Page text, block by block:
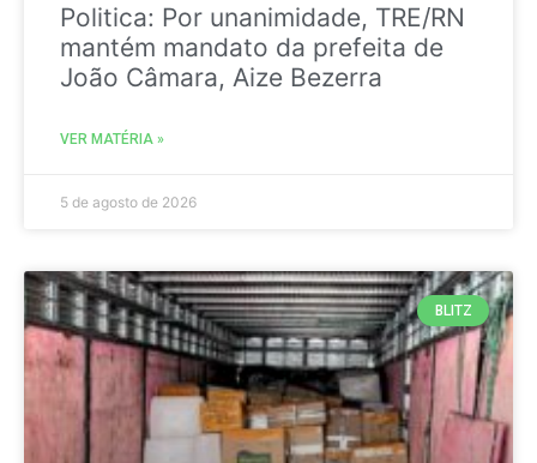
Politica: Por unanimidade, TRE/RN
mantém mandato da prefeita de
João Câmara, Aize Bezerra
VER MATÉRIA »
5 de agosto de 2026
BLITZ